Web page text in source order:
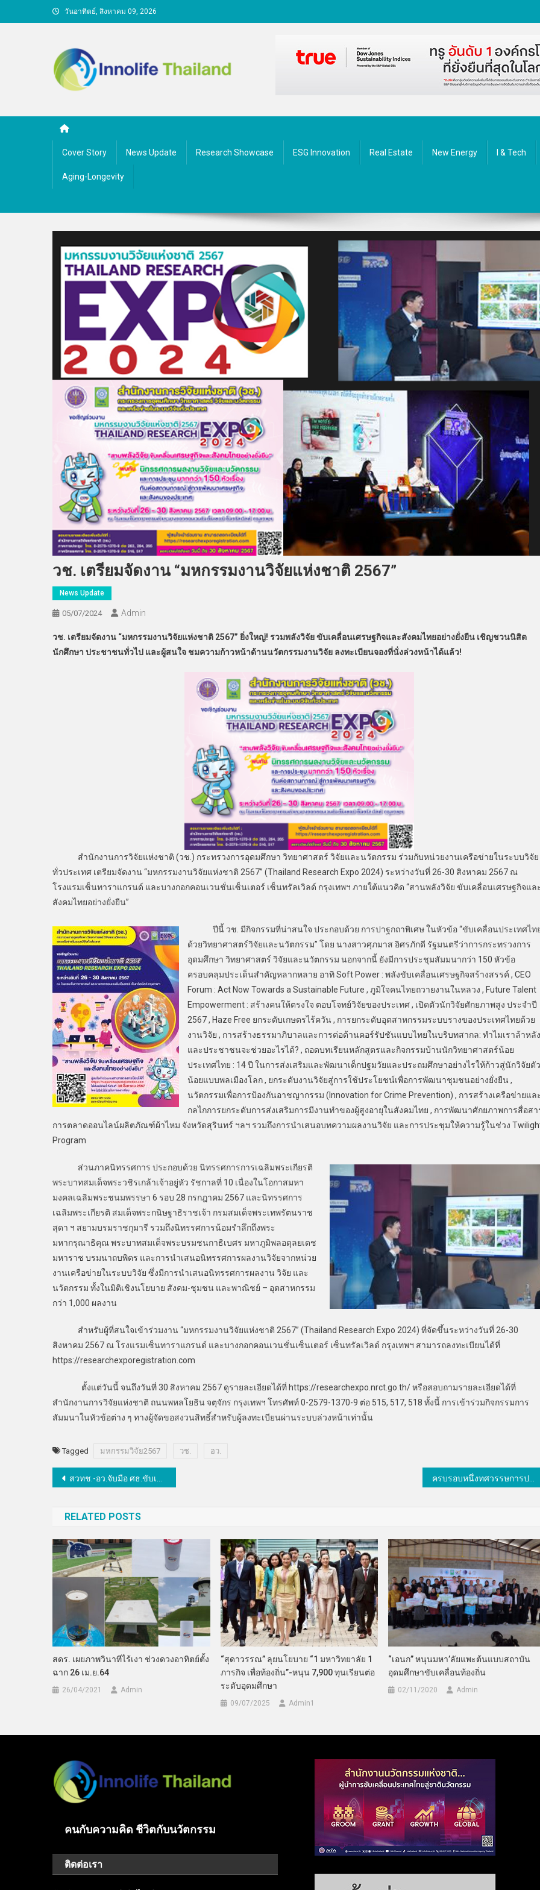
to
วันอาทิตย์, สิงหาคม 09, 2026
Cover Story News Update Research Showcase ESG Innovation Real Estate New Energy I & Tech
Aging-Longevity
วช. เตรียมจัดงาน “มหกรรมงานวิจัยแห่งชาติ 2567”
News Update
05/07/2024 Admin
วช. เตรียมจัดงาน “มหกรรมงานวิจัยแห่งชาติ 2567” ยิ่งใหญ่! รวมพลังวิจัย ขับเคลื่อนเศรษฐกิจและสังคมไทยอย่างยั่งยืน เชิญชวนนิสิต
นักศึกษา ประชาชนทั่วไป และผู้สนใจ ชมความก้าวหน้าด้านนวัตกรรมงานวิจัย ลงทะเบียนจองที่นั่งล่วงหน้าได้แล้ว!
สำนักงานการวิจัยแห่งชาติ (วช.) กระทรวงการอุดมศึกษา วิทยาศาสตร์ วิจัยและนวัตกรรม ร่วมกับหน่วยงานเครือข่ายในระบบวิจัย
ทั่วประเทศ เตรียมจัดงาน “มหกรรมงานวิจัยแห่งชาติ 2567” (Thailand Research Expo 2024) ระหว่างวันที่ 26-30 สิงหาคม 2567 ณ
โรงแรมเซ็นทาราแกรนด์ และบางกอกคอนเวนชั่นเซ็นเตอร์ เซ็นทรัลเวิลด์ กรุงเทพฯ ภายใต้แนวคิด “สานพลังวิจัย ขับเคลื่อนเศรษฐกิจแล
สังคมไทยอย่างยั่งยืน”
ปีนี้ วช. มีกิจกรรมที่น่าสนใจ ประกอบด้วย การปาฐกถาพิเศษ ในหัวข้อ “ขับเคลื่อนประเทศไท
ด้วยวิทยาศาสตร์วิจัยและนวัตกรรม” โดย นางสาวศุภมาส อิศรภักดี รัฐมนตรีว่าการกระทรวงการ
อุดมศึกษา วิทยาศาสตร์ วิจัยและนวัตกรรม นอกจากนี้ ยังมีการประชุมสัมมนากว่า 150 หัวข้อ
ครอบคลุมประเด็นสำคัญหลากหลาย อาทิ Soft Power : พลังขับเคลื่อนเศรษฐกิจสร้างสรรค์ , CEO
Forum : Act Now Towards a Sustainable Future , ภูมิใจคนไทยถวายงานในหลวง , Future Talent
Empowerment : สร้างคนให้ตรงใจ ตอบโจทย์วิจัยของประเทศ , เปิดตัวนักวิจัยศักยภาพสูง ประจำปี
2567 , Haze Free ยกระดับเกษตรไร้ควัน , การยกระดับอุตสาหกรรมระบบรางของประเทศไทยด้วย
งานวิจัย , การสร้างธรรมาภิบาลและการต่อต้านคอร์รัปชันแบบไทยในบริบทสากล: ทำไมเราล้าหลัง
และประชาชนจะช่วยอะไรได้? , ถอดบทเรียนหลักสูตรและกิจกรรมบ้านนักวิทยาศาสตร์น้อย
ประเทศไทย : 14 ปี ในการส่งเสริมและพัฒนาเด็กปฐมวัยและประถมศึกษาอย่างไรให้ก้าวสู่นักวิจัยตัว
น้อยแบบพลเมืองโลก , ยกระดับงานวิจัยสู่การใช้ประโยชน์เพื่อการพัฒนาชุมชนอย่างยั่งยืน ,
นวัตกรรมเพื่อการป้องกันอาชญากรรม (Innovation for Crime Prevention) , การสร้างเครือข่ายแล
กลไกการยกระดับการส่งเสริมการมีงานทำของผู้สูงอายุในสังคมไทย , การพัฒนาศักยภาพการสื่อสา
การตลาดออนไลน์ผลิตภัณฑ์ผ้าไหม จังหวัดสุรินทร์ ฯลฯ รวมถึงการนำเสนอบทความผลงานวิจัย และการประชุมให้ความรู้ในช่วง
Program
ส่วนภาคนิทรรศการ ประกอบด้วย นิทรรศการการเฉลิมพระเกียรติ
พระบาทสมเด็จพระวชิรเกล้าเจ้าอยู่หัว รัชกาลที่ 10 เนื่องในโอกาสมหา
มงคลเฉลิมพระชนมพรรษา 6 รอบ 28 กรกฎาคม 2567 และนิทรรศการ
เฉลิมพระเกียรติ สมเด็จพระกนิษฐาธิราชเจ้า กรมสมเด็จพระเทพรัตนราช
สุดา ฯ สยามบรมราชกุมารี รวมถึงนิทรรศการน้อมรำลึกถึงพระ
มหากรุณาธิคุณ พระบาทสมเด็จพระบรมชนกาธิเบศร มหาภูมิพลอดุลยเดช
มหาราช บรมนาถบพิตร และการนำเสนอนิทรรศการผลงานวิจัยจากหน่วย
งานเครือข่ายในระบบวิจัย ซึ่งมีการนำเสนอนิทรรศการผลงาน วิจัย และ
นวัตกรรม ทั้งในมิติเชิงนโยบาย สังคม-ชุมชน และพาณิชย์ – อุตสาหกรรม
กว่า 1,000 ผลงาน
สำหรับผู้ที่สนใจเข้าร่วมงาน “มหกรรมงานวิจัยแห่งชาติ 2567” (Thailand Research Expo 2024) ที่จัดขึ้นระหว่างวันที่ 26-30
สิงหาคม 2567 ณ โรงแรมเซ็นทาราแกรนด์ และบางกอกคอนเวนชั่นเซ็นเตอร์ เซ็นทรัลเวิลด์ กรุงเทพฯ สามารถลงทะเบียนได้ที่
https://researchexporegistration.com
ตั้งแต่วันนี้ จนถึงวันที่ 30 สิงหาคม 2567 ดูรายละเอียดได้ที่ https://researchexpo.nrct.go.th/ หรือสอบถามรายละเอียดได้ที่
สำนักงานการวิจัยแห่งชาติ ถนนพหลโยธิน จตุจักร กรุงเทพฯ โทรศัพท์ 0-2579-1370-9 ต่อ 515, 517, 518 ทั้งนี้ การเข้าร่วมกิจกรรมการ
สัมมนาในหัวข้อต่าง ๆ ทางผู้จัดขอสงวนสิทธิ์สำหรับผู้ลงทะเบียนผ่านระบบล่วงหน้าเท่านั้น
Tagged มหกรรมวิจัย2567 วช. อว.
แนะแนว
สวทช.-อว.จับมือ ศธ.ขับเคลื่อนการสอนAIในสถาบันการศึกษา
RELATED POSTS
สดร. เผยภาพวินาทีไร้เงา ช่วงดวงอาทิตย์ตั้ง
ฉาก 26 เม.ย.64
26/04/2021 Admin
“สุดาวรรณ” ลุยนโยบาย “1 มหาวิทยาลัย 1
ภารกิจ เพื่อท้องถิ่น”-หนุน 7,900 ทุนเรียนต่อ
ระดับอุดมศึกษา
09/07/2025 Admin​1
“เอนก” หนุนมหา’ลัยแพะต้นแบบสถาบัน
อุดมศึกษาขับเคลื่อนท้องถิ่น
02/11/2020 Admin
คนกับความคิด ชีวิตกับนวัตกรรม
ติดต่อเรา